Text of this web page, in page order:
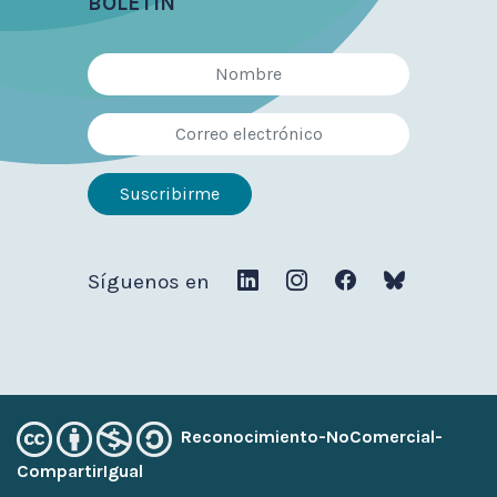
Síguenos en
Reconocimiento-NoComercial-
CompartirIgual